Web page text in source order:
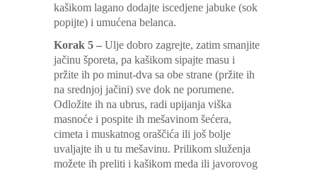
kašikom lagano dodajte iscedjene jabuke (sok
popijte) i umućena belanca.
Korak 5 – Ulje dobro zagrejte, zatim smanjite
jačinu šporeta, pa kašikom sipajte masu i
pržite ih po minut-dva sa obe strane (pržite ih
na srednjoj jačini) sve dok ne porumene.
Odložite ih na ubrus, radi upijanja viška
masnoće i pospite ih mešavinom šećera,
cimeta i muskatnog oraščića ili još bolje
uvaljajte ih u tu mešavinu. Prilikom služenja
možete ih preliti i kašikom meda ili javorovog